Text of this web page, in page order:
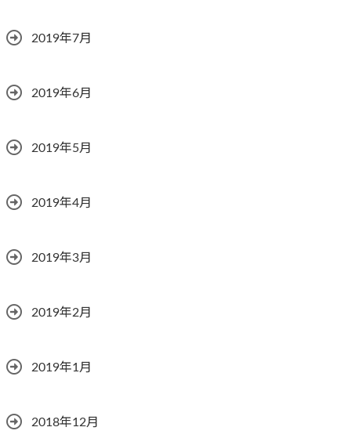
2019年7月
2019年6月
2019年5月
2019年4月
2019年3月
2019年2月
2019年1月
2018年12月